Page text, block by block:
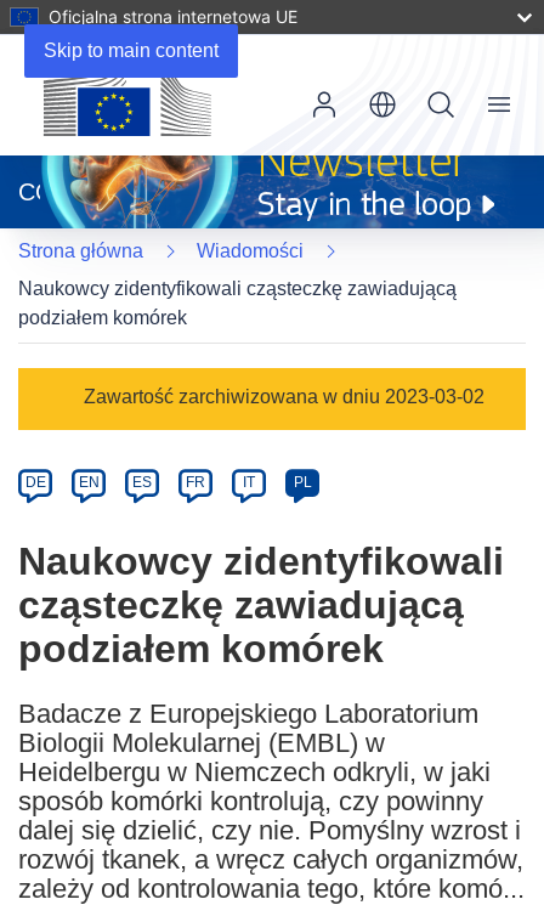
Skip to main content
Oficjalna strona internetowa UE
otworzy
się
w
nowym
oknie)
CORDIS
Menu
Strona główna
Wiadomości
Naukowcy zidentyfikowali cząsteczkę zawiadującą
podziałem komórek
Category
Zawartość zarchiwizowana w dniu 2023-03-02
Article
available
the
following
languages:
DE EN ES FR IT PL
Naukowcy zidentyfikowali
cząsteczkę zawiadującą
podziałem komórek
Badacze z Europejskiego Laboratorium
Biologii Molekularnej (EMBL) w
Heidelbergu w Niemczech odkryli, w jaki
sposób komórki kontrolują, czy powinny
dalej się dzielić, czy nie. Pomyślny wzrost i
rozwój tkanek, a wręcz całych organizmów,
zależy od kontrolowania tego, które komó...